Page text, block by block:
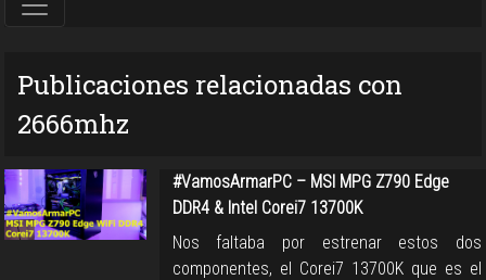
Publicaciones relacionadas con
2666mhz
#VamosArmarPC – MSI MPG Z790 Edge
DDR4 & Intel Corei7 13700K
Nos faltaba por estrenar estos dos
componentes, el Corei7 13700K que es el